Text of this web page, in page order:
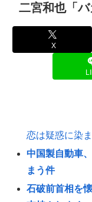
二宮和也「
X
恋は疑惑に染
中国製自動車
まう件
石破前首相を